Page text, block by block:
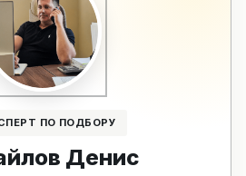
ПО ПОДБОРУ
Денис